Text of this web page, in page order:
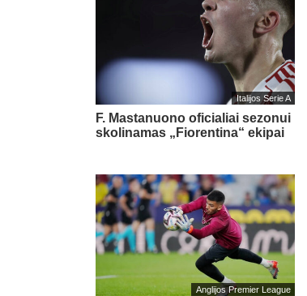
Italijos Serie A
F. Mastanuono oficialiai sezonui
skolinamas „Fiorentina“ ekipai
Anglijos Premier League